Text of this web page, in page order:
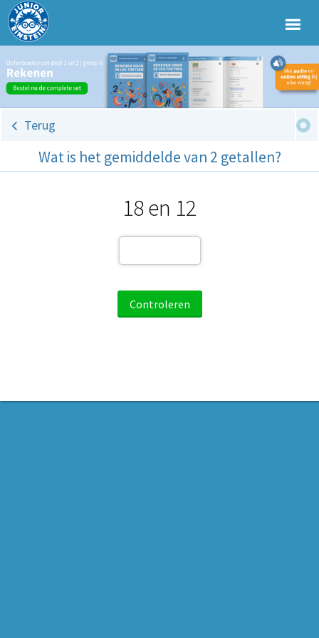
Terug
Wat is het gemiddelde van 2 getallen?
18 en 12